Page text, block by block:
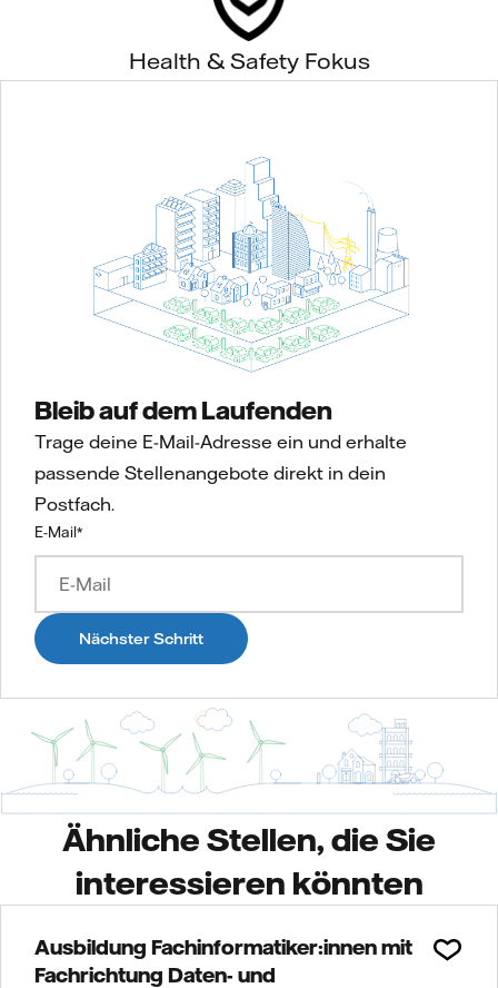
Health & Safety Fokus
Bleib auf dem Laufenden
Trage deine E-Mail-Adresse ein und erhalte
passende Stellenangebote direkt in dein
Postfach.
E-Mail*
Nächster Schritt
Ähnliche Stellen, die Sie
interessieren könnten
Ausbildung Fachinformatiker:innen mit
Fachrichtung Daten- und